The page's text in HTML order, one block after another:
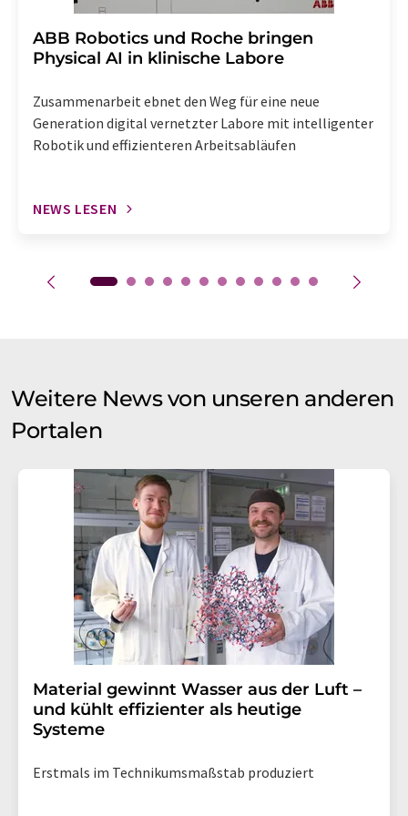
​​​​​​​ABB Robotics und Roche bringen
Physical AI in klinische Labore
Zusammenarbeit ebnet den Weg für eine neue
Generation digital vernetzter Labore mit intelligenter
Robotik und effizienteren Arbeitsabläufen
NEWS LESEN
Weitere News von unseren anderen
Portalen
Material gewinnt Wasser aus der Luft –
und kühlt effizienter als heutige
Systeme
Erstmals im Technikumsmaßstab produziert